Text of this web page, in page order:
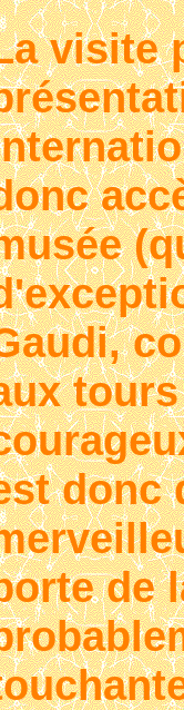
visite
donc
de